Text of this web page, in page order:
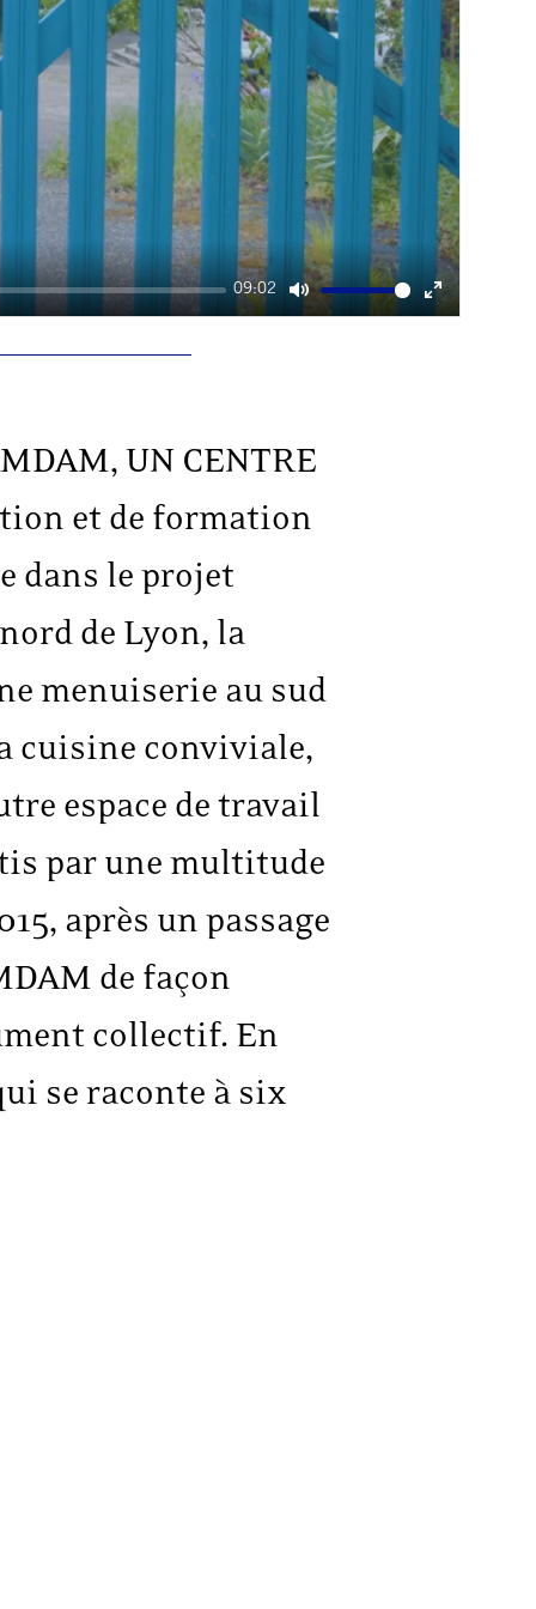
09:02
Mute
Enter
UN CENTRE
et de formation
dans le projet
de Lyon, la
menuiserie au sud
cuisine conviviale,
espace de travail
par une multitude
après un passage
de façon
collectif. En
se raconte à six